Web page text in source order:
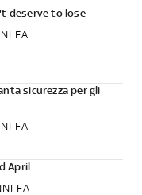
deserve to lose
FA
sicurezza per gli
FA
April
FA